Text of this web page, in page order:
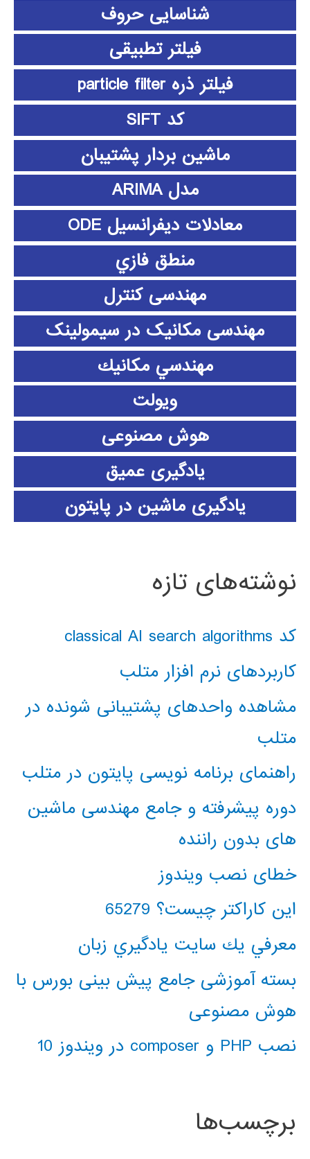
شناسایی حروف
فیلتر تطبیقی
فیلتر ذره particle filter
کد SIFT
ماشین بردار پشتیبان
مدل ARIMA
معادلات دیفرانسیل ODE
منطق فازي
مهندسی کنترل
مهندسی مکانیک در سیمولینک
مهندسي مكانيك
ویولت
هوش مصنوعی
یادگیری عمیق
یادگیری ماشین در پایتون
نوشته‌های تازه
کد classical AI search algorithms
کاربردهای نرم افزار متلب
مشاهده واحدهای پشتیبانی شونده در
متلب
راهنمای برنامه نویسی پایتون در متلب
دوره پیشرفته و جامع مهندسی ماشین
های بدون راننده
خطای نصب ویندوز
این کاراکتر چیست؟ 65279
معرفي يك سايت يادگيري زبان
بسته آموزشی جامع پیش بینی بورس با
هوش مصنوعی
نصب PHP و composer در ویندوز 10
برچسب‌ها